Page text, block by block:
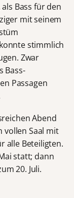
Bass für den
mit seinem
stimmlich
Zwar
Bass-
Passagen
Abend
vollen Saal mit
alle Beteiligten.
statt; dann
20. Juli.